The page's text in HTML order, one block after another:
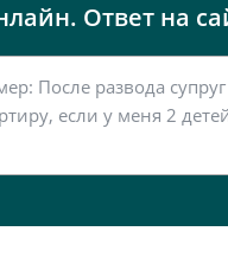
Ответ на